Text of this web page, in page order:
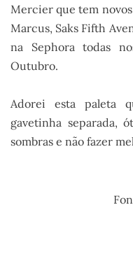
Mercier que tem
Marcus, Saks Fifth
na Sephora todas
Outubro.
Adorei esta paleta
gavetinha separada,
sombras e não fazer